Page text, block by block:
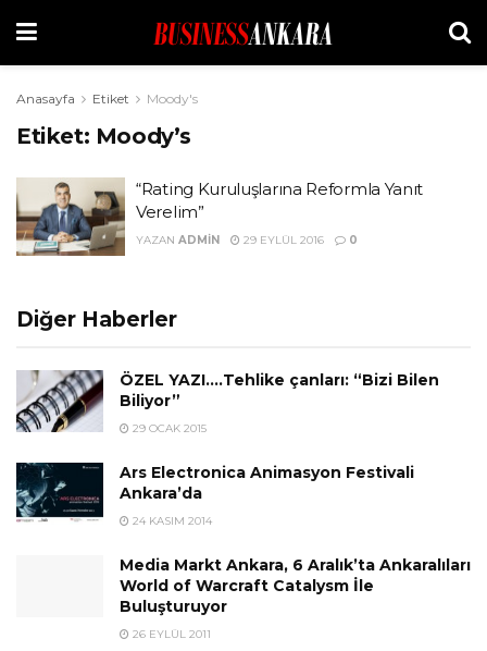
Anasayfa Etiket Moody's
Etiket: Moody’s
“Rating Kuruluşlarına Reformla Yanıt
Verelim”
YAZAN ADMIN 29 EYLÜL 2016 0
Diğer Haberler
ÖZEL YAZI….Tehlike çanları: “Bizi Bilen
Biliyor”
29 OCAK 2015
Ars Electronica Animasyon Festivali
Ankara’da
24 KASIM 2014
Media Markt Ankara, 6 Aralık’ta Ankaralıları
World of Warcraft Catalysm İle
Buluşturuyor
26 EYLÜL 2011